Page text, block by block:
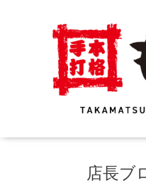
店長ブ